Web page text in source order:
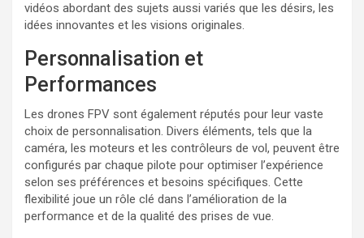
vidéos abordant des sujets aussi variés que les désirs, les
idées innovantes et les visions originales.
Personnalisation et
Performances
Les drones FPV sont également réputés pour leur vaste
choix de personnalisation. Divers éléments, tels que la
caméra, les moteurs et les contrôleurs de vol, peuvent être
configurés par chaque pilote pour optimiser l’expérience
selon ses préférences et besoins spécifiques. Cette
flexibilité joue un rôle clé dans l’amélioration de la
performance et de la qualité des prises de vue.